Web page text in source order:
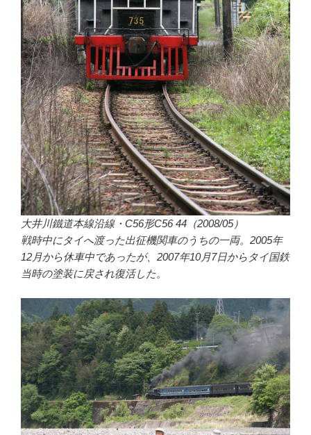
大井川鐵道本線沿線・C56形C56 44（2008/05）
戦時中にタイへ渡った出征機関車のうちの一両。2005年
12月から休車中であったが、2007年10月7日からタイ国鉄
当時の塗装に戻され復活した。